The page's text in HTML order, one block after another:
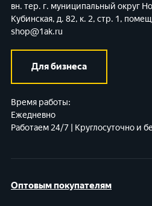
Оптовым покупателям
вн. тер. г. муниципальный округ
Кубинская, д. 82, к. 2, стр. 1,
shop@1ak.ru
Для бизнеса
Время работы:
Ежедневно
Работаем 24/7 | Круглосуточно и